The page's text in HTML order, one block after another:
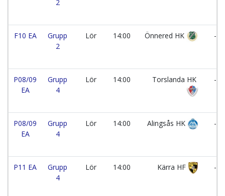
2
F10 EA
Grupp
2
Lör 14:00 Önnered HK -
P08/09
EA
Grupp
4
Lör 14:00 Torslanda HK -
P08/09
EA
Grupp
4
Lör 14:00 Alingsås HK -
P11 EA
Grupp
4
Lör 14:00 Kärra HF -